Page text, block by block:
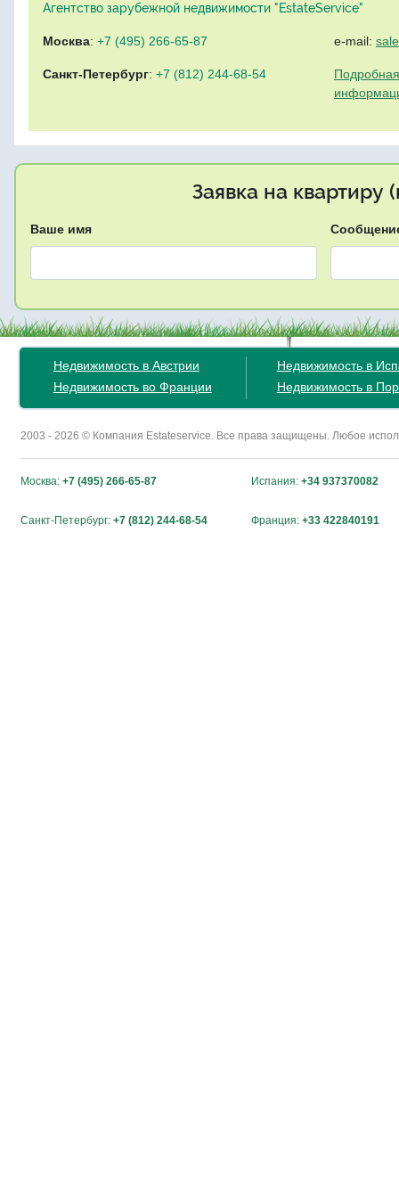
Агентство зарубежной недвижимости "EstateService"
Москва: +7 (495) 266-65-87
Санкт-Петербург: +7 (812) 244-68-54
e-mail:
Заявка на квартиру
Ваше имя
Недвижимость в Австрии
Недвижимость во Франции
Недвижимость в
Недвижимость в
2003 - 2026 © Компания Estateservice. Все права защищены. Любое
Москва: +7 (495) 266-65-87 Испания: +34 937370082
Санкт-Петербург: +7 (812) 244-68-54 Франция: +33 422840191